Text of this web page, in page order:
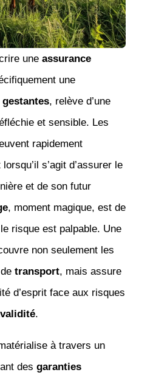
une assurance
une
, relève d’une
et sensible. Les
rapidement
s’agit d’assurer le
et de son futur
, moment magique, est de
risque est palpable. Une
non seulement les
transport, mais assure
d’esprit face aux risques
.
à travers un
des garanties